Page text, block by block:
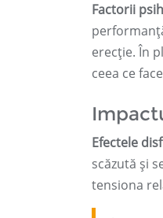
Factorii
erecție. În
ceea ce
Efectele
scăzută și
tensiona